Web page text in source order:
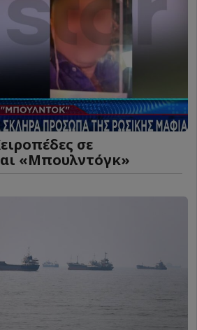
σε
«Μπουλντόγκ»